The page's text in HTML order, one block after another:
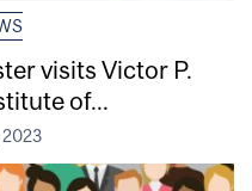
visits Victor P.
of...
2023